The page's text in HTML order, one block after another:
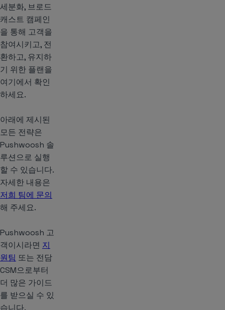
세분화, 브로드
캐스트 캠페인
을 통해 고객을
참여시키고, 전
환하고, 유지하
기 위한 플랜을
여기에서 확인
하세요.
아래에 제시된
모든 전략은
Pushwoosh 솔
루션으로 실행
할 수 있습니다.
자세한 내용은
저희 팀에 문의
해 주세요.
Pushwoosh 고
객이시라면 지
원팀 또는 전담
CSM으로부터
더 많은 가이드
를 받으실 수 있
습니다.